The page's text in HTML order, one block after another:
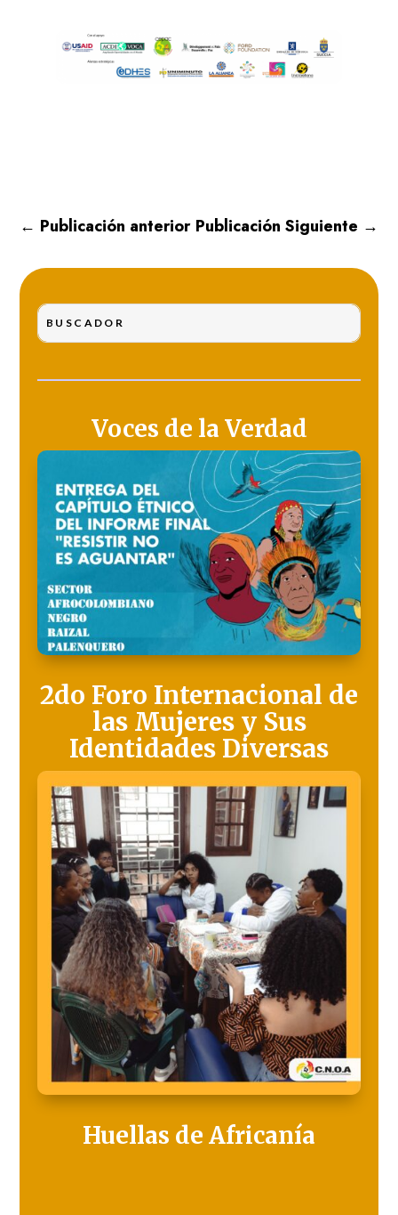
← Publicación anterior Publicación Siguiente →
Voces de la Verdad
2do Foro Internacional de
las Mujeres y Sus
Identidades Diversas
Huellas de Africanía